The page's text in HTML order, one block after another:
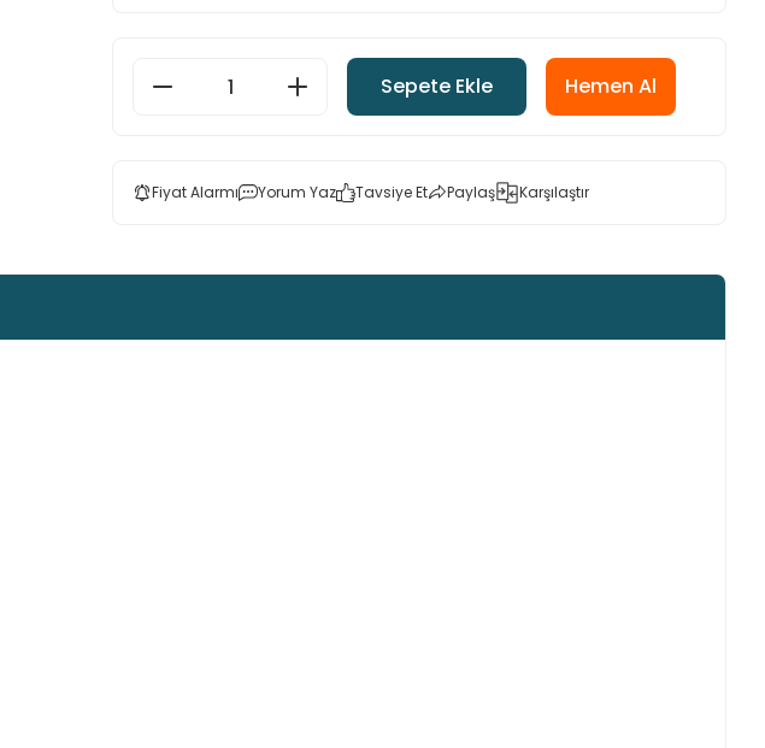
Sepete Ekle Hemen Al
Fiyat Alarmı Yorum Yaz Tavsiye Et Paylaş Karşılaştır